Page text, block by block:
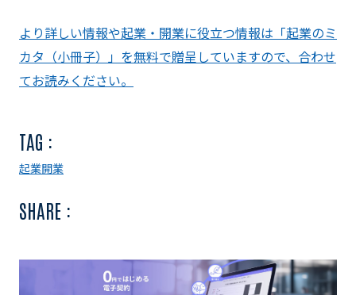
より詳しい情報や起業・開業に役立つ情報は「起業のミ
カタ（小冊子）」を無料で贈呈していますので、合わせ
てお読みください。
TAG :
起業開業
SHARE :